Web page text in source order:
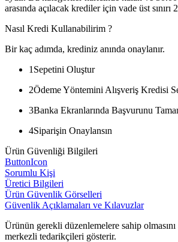
arasında açılacak krediler için vade üst sınırı
Nasıl Kredi Kullanabilirim ?
Bir kaç adımda, krediniz anında onaylanır.
1 Sepetini Oluştur
2Ödeme Yöntemini Alışveriş Kredisi
3Banka Ekranlarında Başvurunu
4Siparişin Onaylansın
Ürün Güvenliği Bilgileri
ButtonIcon
Sorumlu Kişi
Üretici Bilgileri
Ürün Güvenlik Görselleri
Güvenlik Açıklamaları ve Kılavuzlar
Ürünün gerekli düzenlemelere sahip
merkezli tedarikçileri gösterir.